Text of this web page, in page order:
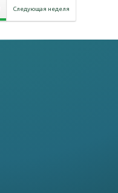
Следующая неделя